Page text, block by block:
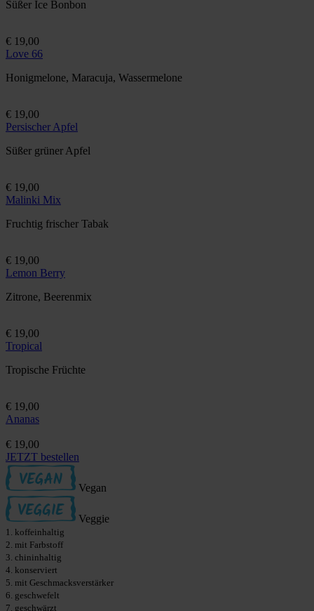
Süßer Ice Bonbon
€ 19,00
Love 66
Honigmelone, Maracuja, Wassermelone
€ 19,00
Persischer Apfel
Süßer grüner Apfel
€ 19,00
Malinki Mix
Fruchtig frischer Tabak
€ 19,00
Lemon Berry
Zitrone, Beerenmix
€ 19,00
Tropical
Tropische Früchte
€ 19,00
Ananas
€ 19,00
JETZT bestellen
Vegan
Veggie
1. koffeinhaltig
2. mit Farbstoff
3. chininhaltig
4. konserviert
5. mit Geschmacksverstärker
6. geschwefelt
7. geschwärzt